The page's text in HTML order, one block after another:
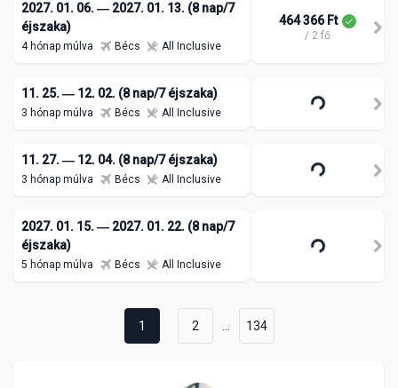
2027. 01. 06. ― 2027. 01. 13. (8 nap/7
éjszaka)
4 hónap múlva Bécs All Inclusive
464 366 Ft
/ 2 fő
11. 25. ― 12. 02. (8 nap/7 éjszaka)
3 hónap múlva Bécs All Inclusive
11. 27. ― 12. 04. (8 nap/7 éjszaka)
3 hónap múlva Bécs All Inclusive
2027. 01. 15. ― 2027. 01. 22. (8 nap/7
éjszaka)
5 hónap múlva Bécs All Inclusive
1 2 134